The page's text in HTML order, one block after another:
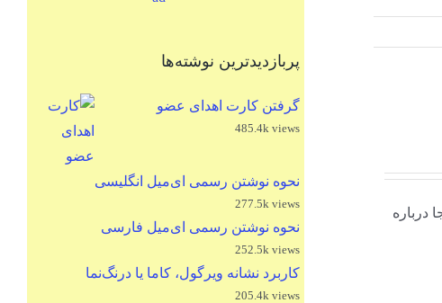
اینجا درباره
پربازدیدترین نوشته‌ها
گرفتن کارت اهدای عضو
485.4k views
نحوه نوشتن رسمی ای‌میل انگلیسی
277.5k views
نحوه نوشتن رسمی ای‌میل فارسی
252.5k views
کاربرد نشانه ویرگول، کاما یا درنگ‌نما
205.4k views